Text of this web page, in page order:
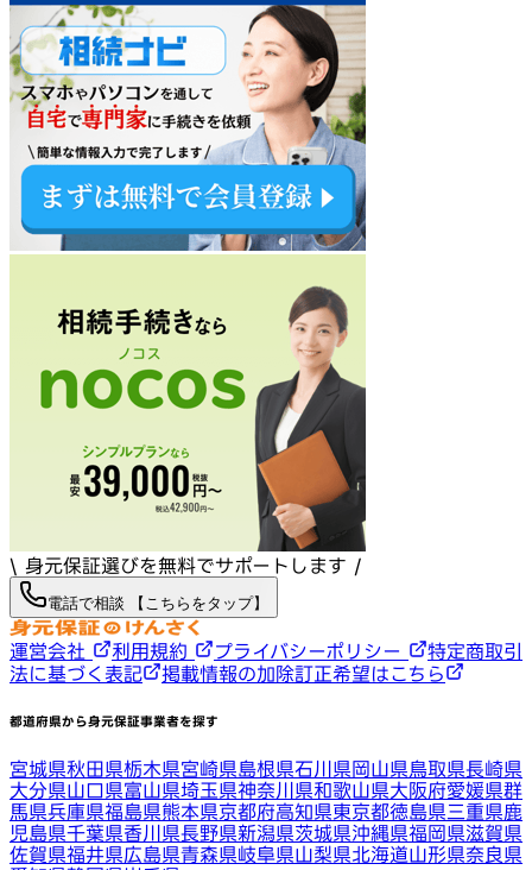
\ 身元保証選びを無料でサポートします /
電話で相談 【こちらをタップ】
運営会社 利用規約 プライバシーポリシー
特定商取引
法に基づく表記
掲載情報の加除訂正希望はこちら
都道府県から身元保証事業者を探す
宮城県秋田県栃木県宮崎県島根県石川県岡山県鳥取県長崎県
大分県山口県富山県埼玉県神奈川県和歌山県大阪府愛媛県群
馬県兵庫県福島県熊本県京都府高知県東京都徳島県三重県鹿
児島県千葉県香川県長野県新潟県茨城県沖縄県福岡県滋賀県
佐賀県福井県広島県青森県岐阜県山梨県北海道山形県奈良県